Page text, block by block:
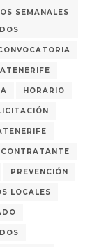
SEMANALES
HORARIO
PREVENCIÓN
LOCALES